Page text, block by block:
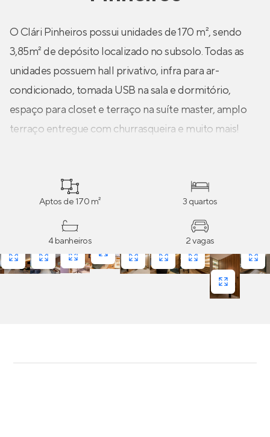
O Clári Pinheiros possui unidades de 170 m², sendo
3,85m² de depósito localizado no subsolo. Todas as
unidades possuem hall privativo, infra para ar-
condicionado, tomada USB na sala e dormitório,
espaço para closet e terraço na suíte master, amplo
terraço entregue com churrasqueira e muito mais!
Aptos de 170 m² 3 quartos
4 banheiros 2 vagas